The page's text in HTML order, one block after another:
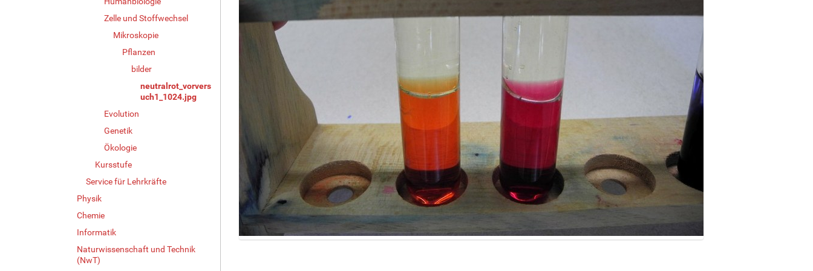
Zelle und Stoffwechsel
Mikroskopie
Pflanzen
bilder
neutralrot_vorvers
uch1_1024.jpg
Evolution
Genetik
Ökologie
Kursstufe
Service für Lehrkräfte
Physik
Chemie
Informatik
Naturwissenschaft und Technik
(NwT)